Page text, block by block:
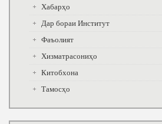
Хабарҳо
Дар бораи Институт
Фаъолият
Хизматрасониҳо
Китобхона
Тамосҳо